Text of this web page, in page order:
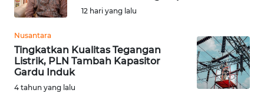
12 hari yang lalu
Nusantara
Tingkatkan Kualitas Tegangan
Listrik, PLN Tambah Kapasitor
Gardu Induk
4 tahun yang lalu
SULUT
WN
MALUKU